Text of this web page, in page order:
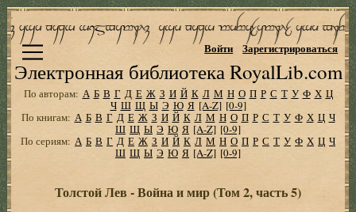
Электронная библиотека RoyalLib.com
Войти Зарегистрироваться
По авторам: А Б В Г Д Е Ж З И Й К Л М Н О П Р С Т У Ф Х Ц
Ч Ш Щ Ы Э Ю Я [A-Z] [0-9]
По книгам: А Б В Г Д Е Ж З И Й К Л М Н О П Р С Т У Ф Х Ц Ч
Ш Щ Ы Э Ю Я [A-Z] [0-9]
По сериям: А Б В Г Д Е Ж З И Й К Л М Н О П Р С Т У Ф Х Ц Ч
Ш Щ Ы Э Ю Я [A-Z] [0-9]
Толстой Лев - Война и мир (Том 2, часть 5)